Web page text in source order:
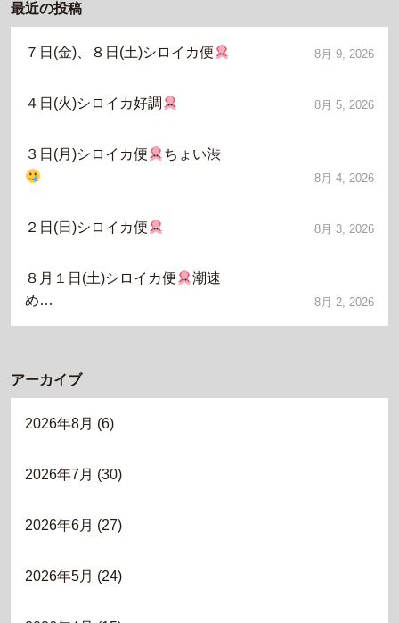
最近の投稿
７日(金)、８日(土)シロイカ便 8月 9, 2026
４日(火)シロイカ好調 8月 5, 2026
３日(月)シロイカ便 ちょい渋
8月 4, 2026
２日(日)シロイカ便 8月 3, 2026
８月１日(土)シロイカ便
潮速
め…
8月 2, 2026
アーカイブ
2026年8月 (6)
2026年7月 (30)
2026年6月 (27)
2026年5月 (24)